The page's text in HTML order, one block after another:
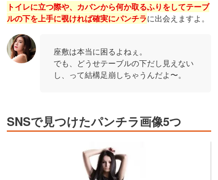
トイレに立つ際や、カバンから何か取るふりをしてテーブ
ルの下を上手に覗ければ確実にパンチラに出会えますよ。
座敷は本当に困るよねぇ。
でも、どうせテーブルの下だし見えない
し、って結構足崩しちゃうんだよ〜。
SNSで見つけたパンチラ画像5つ